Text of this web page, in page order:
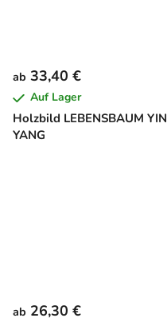
Holzbild LEBENSBAUM YIN
YANG
ab 33,40 €
Auf Lager
ab 26,30 €